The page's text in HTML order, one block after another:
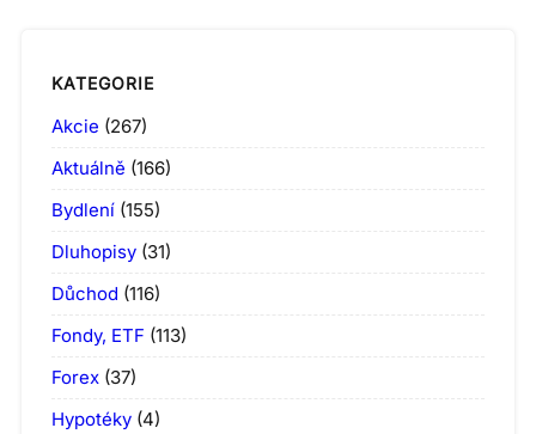
KATEGORIE
Akcie (267)
Aktuálně (166)
Bydlení (155)
Dluhopisy (31)
Důchod (116)
Fondy, ETF (113)
Forex (37)
Hypotéky (4)